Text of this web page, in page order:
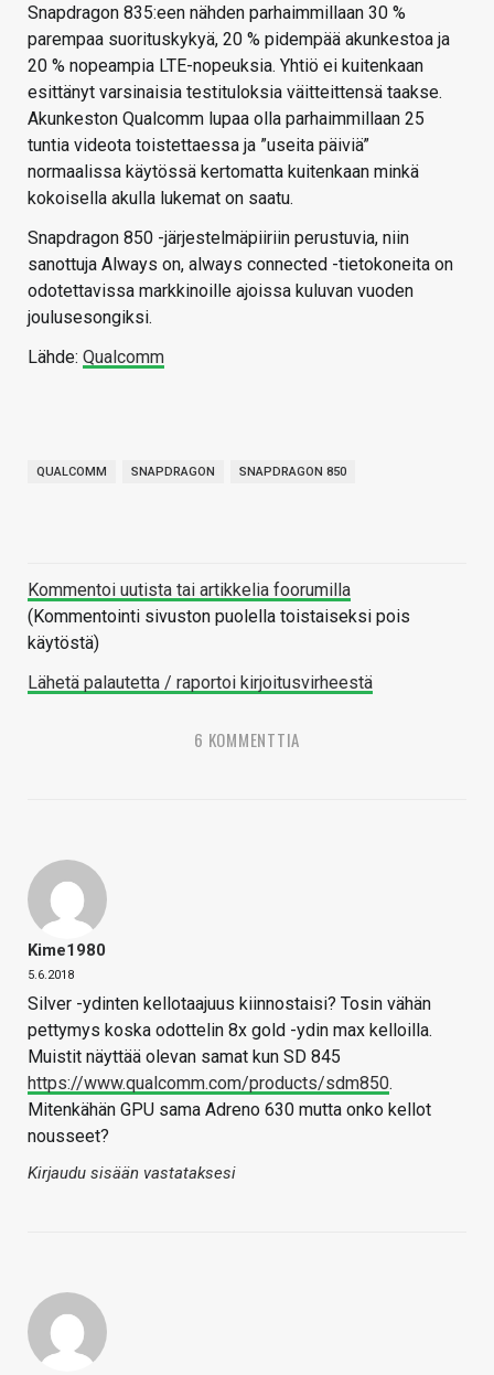
Snapdragon 835:een nähden parhaimmillaan 30 %
parempaa suorituskykyä, 20 % pidempää akunkestoa ja
20 % nopeampia LTE-nopeuksia. Yhtiö ei kuitenkaan
esittänyt varsinaisia testituloksia väitteittensä taakse.
Akunkeston Qualcomm lupaa olla parhaimmillaan 25
tuntia videota toistettaessa ja ”useita päiviä”
normaalissa käytössä kertomatta kuitenkaan minkä
kokoisella akulla lukemat on saatu.
Snapdragon 850 -järjestelmäpiiriin perustuvia, niin
sanottuja Always on, always connected -tietokoneita on
odotettavissa markkinoille ajoissa kuluvan vuoden
joulusesongiksi.
Lähde: Qualcomm
QUALCOMM SNAPDRAGON SNAPDRAGON 850
Kommentoi uutista tai artikkelia foorumilla
(Kommentointi sivuston puolella toistaiseksi pois
käytöstä)
Lähetä palautetta / raportoi kirjoitusvirheestä
6 KOMMENTTIA
Kime1980
5.6.2018
Silver -ydinten kellotaajuus kiinnostaisi? Tosin vähän
pettymys koska odottelin 8x gold -ydin max kelloilla.
Muistit näyttää olevan samat kun SD 845
https://www.qualcomm.com/products/sdm850.
Mitenkähän GPU sama Adreno 630 mutta onko kellot
nousseet?
Kirjaudu sisään vastataksesi